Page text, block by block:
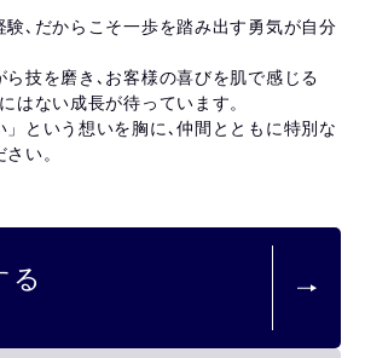
験､だからこそ一歩を踏み出す勇気が自分
ら技を磨き､お客様の喜びを肌で感じる
はない成長が待っています。
」という想いを胸に､仲間とともに特別な
い。
る